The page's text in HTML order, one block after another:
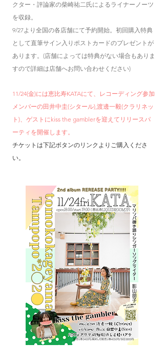
クター・評論家の柴崎祐二氏によるライナーノーツ
を収録。
9/27より全国の各店舗にて予約開始。初回購入特典
として直筆サイン入りポストカードのプレゼントが
あります。(店舗によっては特典がない場合もありま
すので詳細は店舗へお問い合わせください)
11/24(金)には恵比寿KATAにて、レコーディング参加
メンバーの田井中圭(シタール),渡邊一毅(クラリネッ
ト)、ゲストにkiss the gamblerを迎えてリリースパ
ーティを開催します。
チケットは下記ボタンのリンクよりご購入くださ
い。